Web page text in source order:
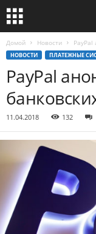
Домой Новости PayPal
НОВОСТИ ПЛАТЕЖНЫЕ
PayPal
11.04.2018 132